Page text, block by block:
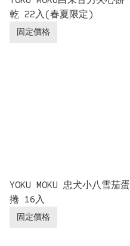
乾 22入(春夏限定)
固定價格
YOKU MOKU 忠犬小八雪茄蛋
捲 16入
固定價格